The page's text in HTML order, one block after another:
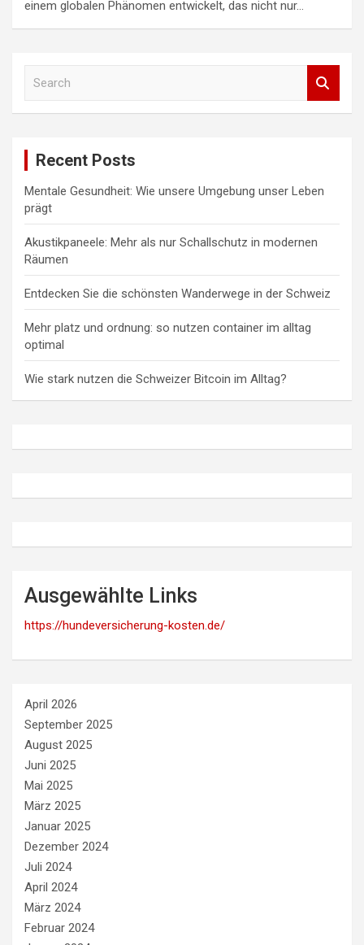
einem globalen Phänomen entwickelt, das nicht nur…
Recent Posts
Mentale Gesundheit: Wie unsere Umgebung unser Leben
prägt
Akustikpaneele: Mehr als nur Schallschutz in modernen
Räumen
Entdecken Sie die schönsten Wanderwege in der Schweiz
Mehr platz und ordnung: so nutzen container im alltag
optimal
Wie stark nutzen die Schweizer Bitcoin im Alltag?
Ausgewählte Links
https://hundeversicherung-kosten.de/
April 2026
September 2025
August 2025
Juni 2025
Mai 2025
März 2025
Januar 2025
Dezember 2024
Juli 2024
April 2024
März 2024
Februar 2024